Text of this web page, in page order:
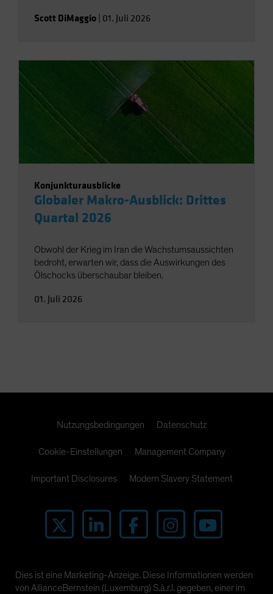
Scott DiMaggio 01. Juli 2026
Konjunkturausblicke
Globaler Makro-Ausblick: Drittes
Quartal 2026
Obwohl der Krieg im Iran die Wachstumsaussichten
bedroht, erwarten wir, dass die Auswirkungen des
Ölschocks überschaubar bleiben.
01. Juli 2026
Nutzungsbedingungen Datenschutz
Cookie-Einstellungen Management Company
Important Disclosures Modern Slavery Statement
Dies ist eine Marketing-Anzeige. Diese Informationen werden
von AllianceBernstein (Luxemburg) S.à.r.l. gegeben, einer im